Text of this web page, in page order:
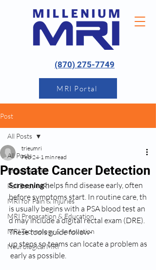
(870) 275-7749
MRI Portal
Post
All Posts
Prostate MRI
Full Body MRI
MRI for Pain & Injuries
MRI Preparation & Education
MRI Technology & Innovation
Neurological MRI
All Posts
Prostate Cancer Detection
trieumri
Feb 24 1 min read
Screening helps find disease early, often
before symptoms start. In rou﻿tine care, th
is usually begins with a PSA blood test an
d may include a digital rectal exam (DRE).
These tools guide follow-
up steps so teams can locate a problem as
early as possible.